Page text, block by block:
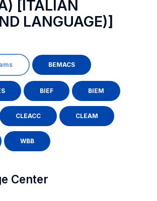
[ITALIAN
LANGUAGE)]
BEMACS
BIEF BIEM
CLEACC CLEAM
WBB
Center